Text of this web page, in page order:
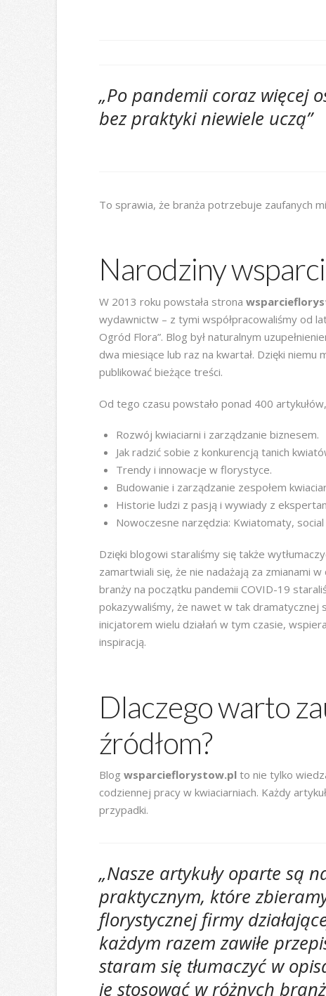
„Po pandemii coraz więcej
bez praktyki niewiele uczą”
To sprawia, że branża potrzebuje zaufanych
Narodziny
W 2013 roku powstała strona
wydawnictw – z tymi współpracowaliśmy od
Ogród Flora”. Blog był naturalnym
dwa miesiące lub raz na kwartał. Dzięki
publikować bieżące treści.
Od tego czasu powstało ponad 400
Rozwój kwiaciarni i zarządzanie biznesem.
Jak radzić sobie z konkurencją tanich
Trendy i innowacje w florystyce.
Budowanie i zarządzanie zespołem
Historie ludzi z pasją i wywiady z
Nowoczesne narzędzia: Kwiatomaty,
Dzięki blogowi staraliśmy się także
zamartwiali się, że nie nadażają za zmianami
branży na początku pandemii COVID-19
pokazywaliśmy, że nawet w tak
inicjatorem wielu działań w tym czasie,
inspiracją.
Dlaczego warto
źródłom?
Blog wsparcieflorystow.plto nie tylko
codziennej pracy w kwiaciarniach. Każdy
przypadki.
„Nasze artykuły oparte są
praktycznym, które
florystycznej firmy
każdym razem zawiłe
staram się tłumaczyć w
je stosować w różnych